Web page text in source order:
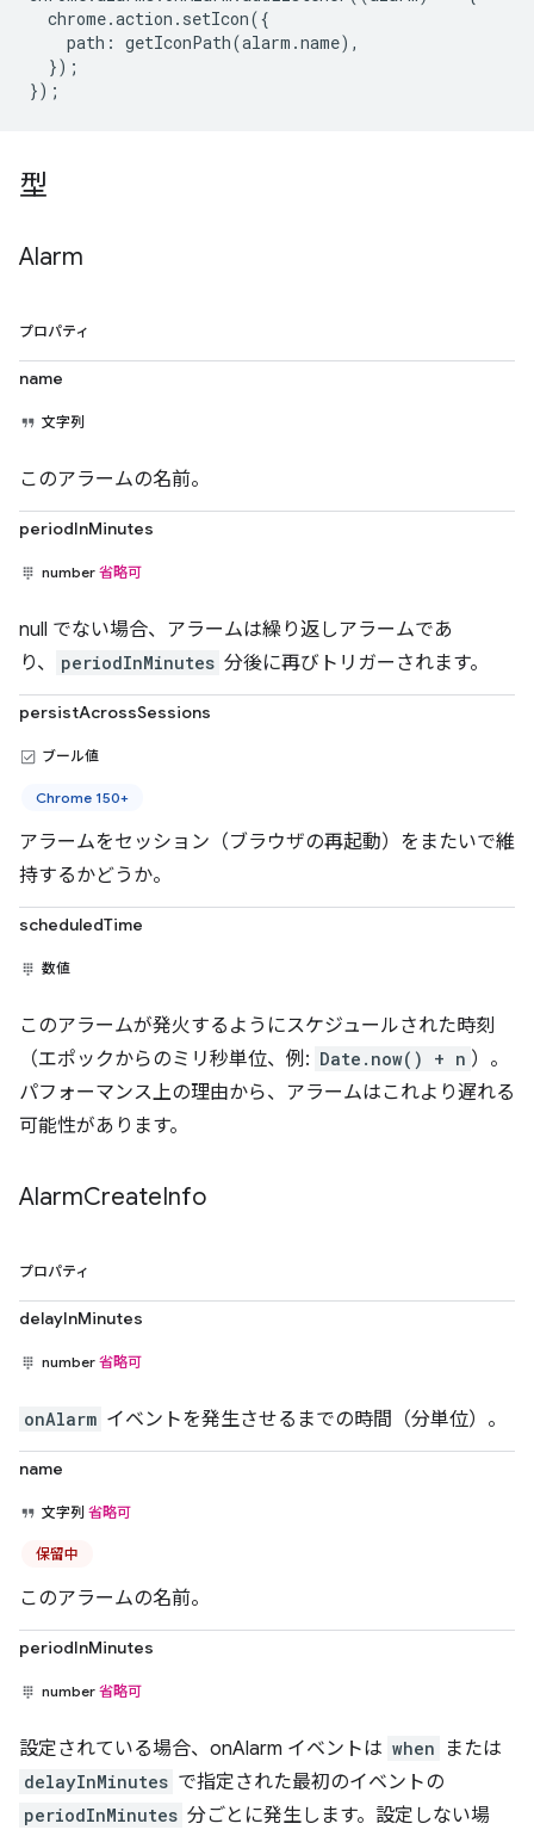
chrome.action . setIcon({
path : getIconPath(alarm .name),
});
});
型
Alarm
プロパティ
name
文字列
このアラームの名前。
periodInMinutes
number 省略可
null でない場合、アラームは繰り返しアラームであ
り、
periodInMinutes 分後に再びトリガーされます。
persistAcrossSessions
ブール値
Chrome 150+
アラームをセッション（ブラウザの再起動）をまたいで維
持するかどうか。
scheduledTime
数値
このアラームが発火するようにスケジュールされた時刻
（エポックからのミリ秒単位、例: Date.now() + n ）。
パフォーマンス上の理由から、アラームはこれより遅れる
可能性があります。
AlarmCreateInfo
プロパティ
delayInMinutes
number 省略可
onAlarm イベントを発生させるまでの時間（分単位）。
name
文字列 省略可
保留中
このアラームの名前。
periodInMinutes
number 省略可
設定されている場合、onAlarm イベントは when または
delayInMinutes で指定された最初のイベントの
periodInMinutes 分ごとに発生します。設定しない場